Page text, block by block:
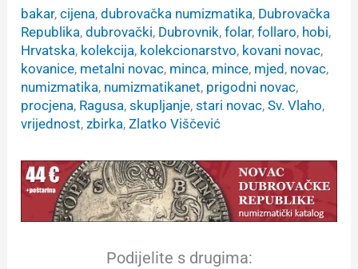
bakar, cijena, dubrovačka numizmatika, Dubrovačka
Republika, dubrovački, Dubrovnik, folar, follaro, hobi
Hrvatska, kolekcija, kolekcionarstvo, kovani novac
kovanice, metalni novac, minca, mince, mjed , novac
numizmatika, numizmatikanet, prigodni novac
procjena, Ragusa, skupljanje, stari novac, Sv. Vlaho
vrijednost, zbirka, Zlatko Viščević
Podijelite s drugima: